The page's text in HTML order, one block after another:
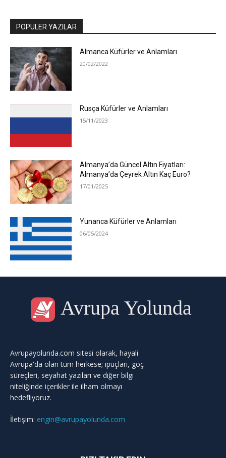
POPÜLER YAZILAR
Almanca Küfürler ve Anlamları
20/02/2022
Rusça Küfürler ve Anlamları
15/11/2023
Almanya’da Güncel Altın Fiyatları:
Almanya’da Çeyrek Altın Kaç Euro?
17/01/2025
Yunanca Küfürler ve Anlamları
06/05/2024
Avrupa Yolunda
Avrupayolunda.com sitesi olarak, hayali
Avrupa'da olan tüm herkese; ipuçları, göç
süreçleri, seyahat yazıları ve diğer bilgi
niteliğinde içerikler ile ilham olmayı
hedefliyoruz.
İletişim: engin@avrupayolunda.com